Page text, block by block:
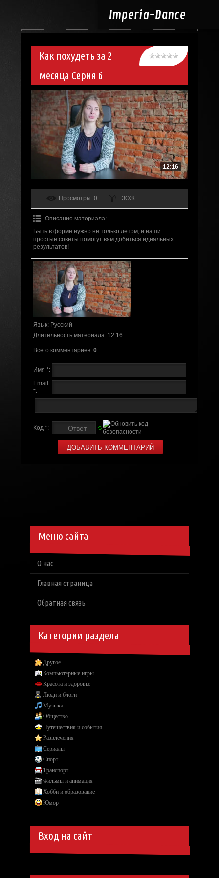
Imperia-Dance
Как похудеть за 2
месяца Серия 6
12:16
Просмотры: 0 ЗОЖ
Описание материала:
Быть в форме нужно не только летом, и наши
простые советы помогут вам добиться идеальных
результатов!
Язык: Русский
Длительность материала: 12:16
Всего комментариев: 0
Имя *:
Email
*:
Код *:
Меню сайта
О нас
Главная страница
Обратная связь
Категории раздела
Другое
Компьютерные игры
Красота и здоровье
Люди и блоги
Музыка
Общество
Путешествия и события
Развлечения
Сериалы
Спорт
Транспорт
Фильмы и анимация
Хобби и образование
Юмор
Вход на сайт